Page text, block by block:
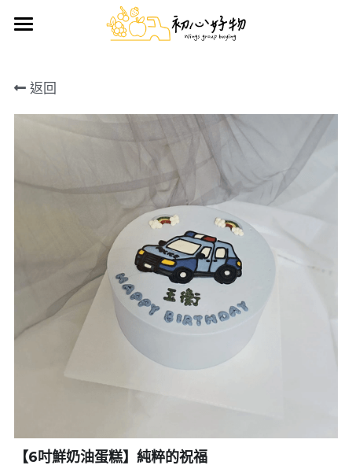
手做蛋糕
生鮮/熟食/零嘴
前往官方LINE訂購
返回
【6吋鮮奶油蛋糕】純粹的祝福